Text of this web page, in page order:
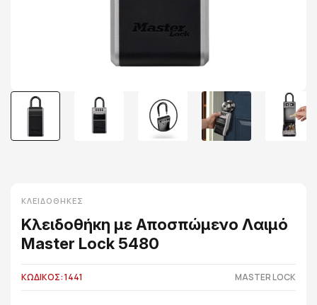
ΚΛΕΙΔΟΘΉΚΕΣ
Κλειδοθήκη με Αποσπώμενο Λαιμό
Master Lock 5480
ΚΩΔΙΚΟΣ: 1441 MASTER LOCK